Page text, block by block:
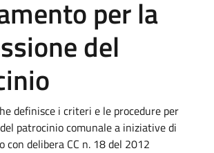
per la
del
definisce i criteri e le procedure per
patrocinio comunale a iniziative di
con delibera CC n. 18 del 2012